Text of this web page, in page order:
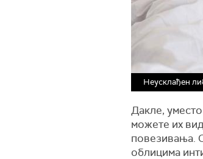
Неусклађен
Дакле,
можете их
повезивања.
облицима